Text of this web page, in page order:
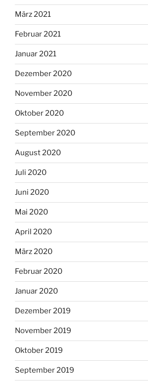
März 2021
Februar 2021
Januar 2021
Dezember 2020
November 2020
Oktober 2020
September 2020
August 2020
Juli 2020
Juni 2020
Mai 2020
April 2020
März 2020
Februar 2020
Januar 2020
Dezember 2019
November 2019
Oktober 2019
September 2019